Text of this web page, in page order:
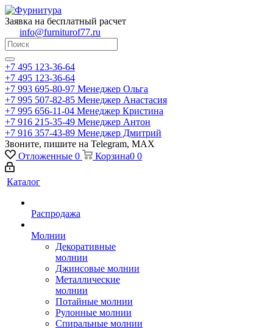
Заявка на бесплатный расчет
info@furniturof77.ru
+7 495 123-36-64
+7 495 123-36-64
+7 993 695-80-97 Менеджер Ольга
+7 995 507-82-85 Менеджер Анастасия
+7 995 656-11-04 Менеджер Кристина
+7 916 215-35-49 Менеджер Антон
+7 916 357-43-89 Менеджер Дмитрий
Звоните, пишите на Telegram, MAX
Отложенные 0 Корзина0 0
Каталог
Распродажа
Молнии
Декоративные
молнии
Джинсовые молнии
Металлические
молнии
Потайные молнии
Рулонные молнии
Спиральные молнии